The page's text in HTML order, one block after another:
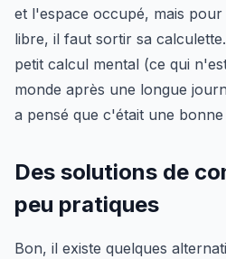
et l'espace occupé, mais
libre, il faut sortir sa
petit calcul mental (ce qui
monde après une longue
a pensé que c'était une bonne
Des solutions de
peu pratiques
Bon, il existe quelques